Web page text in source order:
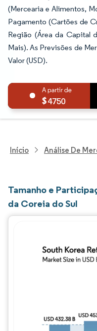
(Mercearia e Alimentos,
Pagamento (Cartões de
Região (Área da Capital
Mais). As Previsões de
Valor (USD).
4750
Início Análise De
Tamanho e
da Coreia do Sul